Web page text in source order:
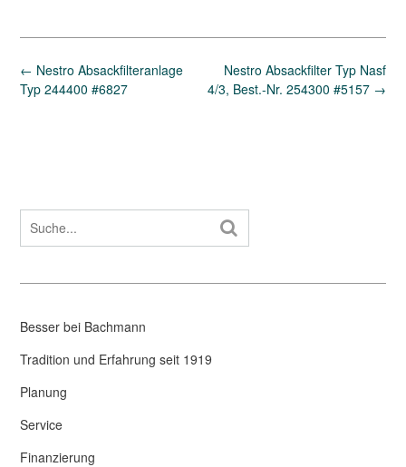
Post
navigation
Nestro Absackfilter Typ Nasf
4/3, Best.-Nr. 254300 #5157 →
← Nestro Absackfilteranlage
Typ 244400 #6827
Besser bei Bachmann
Tradition und Erfahrung seit 1919
Planung
Service
Finanzierung